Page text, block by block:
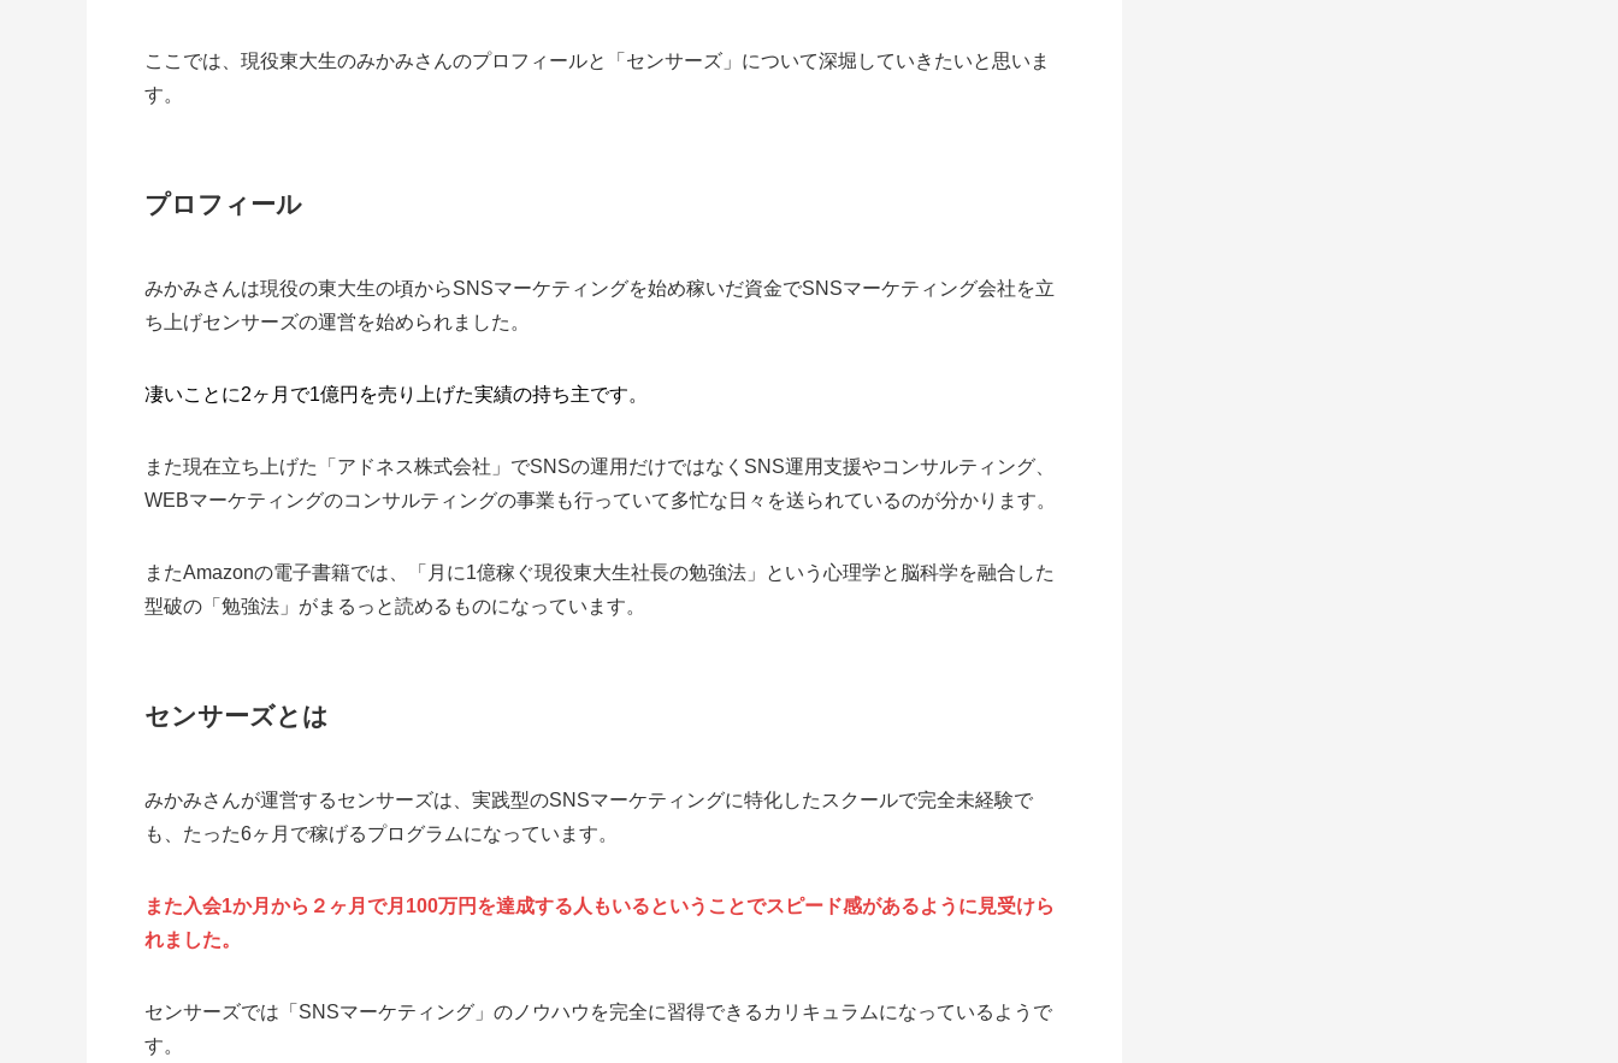
ここでは、現役東大生のみかみさんのプロフィールと「センサーズ」について深堀していきたいと思いま
す。
プロフィール
みかみさんは現役の東大生の頃からSNSマーケティングを始め稼いだ資金でSNSマーケティング会社を立
ち上げセンサーズの運営を始められました。
凄いことに2ヶ月で1億円を売り上げた実績の持ち主です。
また現在立ち上げた「アドネス株式会社」でSNSの運用だけではなくSNS運用支援やコンサルティング、
WEBマーケティングのコンサルティングの事業も行っていて多忙な日々を送られているのが分かります。
またAmazonの電子書籍では、「月に1億稼ぐ現役東大生社長の勉強法」という心理学と脳科学を融合した
型破の「勉強法」がまるっと読めるものになっています。
センサーズとは
みかみさんが運営するセンサーズは、実践型のSNSマーケティングに特化したスクールで完全未経験で
も、たった6ヶ月で稼げるプログラムになっています。
また入会1か月から２ヶ月で月100万円を達成する人もいるということでスピード感があるように見受けら
れました。
センサーズでは「SNSマーケティング」のノウハウを完全に習得できるカリキュラムになっているようで
す。